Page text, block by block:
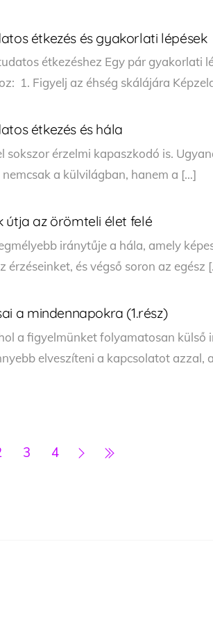
étkezés és gyakorlati lépések
étkezéshez Egy pár gyakorlati
1. Figyelj az éhség skálájára
étkezés és hála
sokszor érzelmi kapaszkodó is.
a külvilágban, hanem a […]
útja az örömteli élet felé
iránytűje a hála, amely
érzéseinket, és végső soron az egész
a mindennapokra (1.rész)
a figyelmünket folyamatosan külső
elveszíteni a kapcsolatot azzal,
3 4